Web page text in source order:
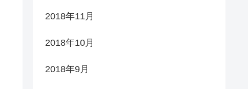
2018年11月
2018年10月
2018年9月